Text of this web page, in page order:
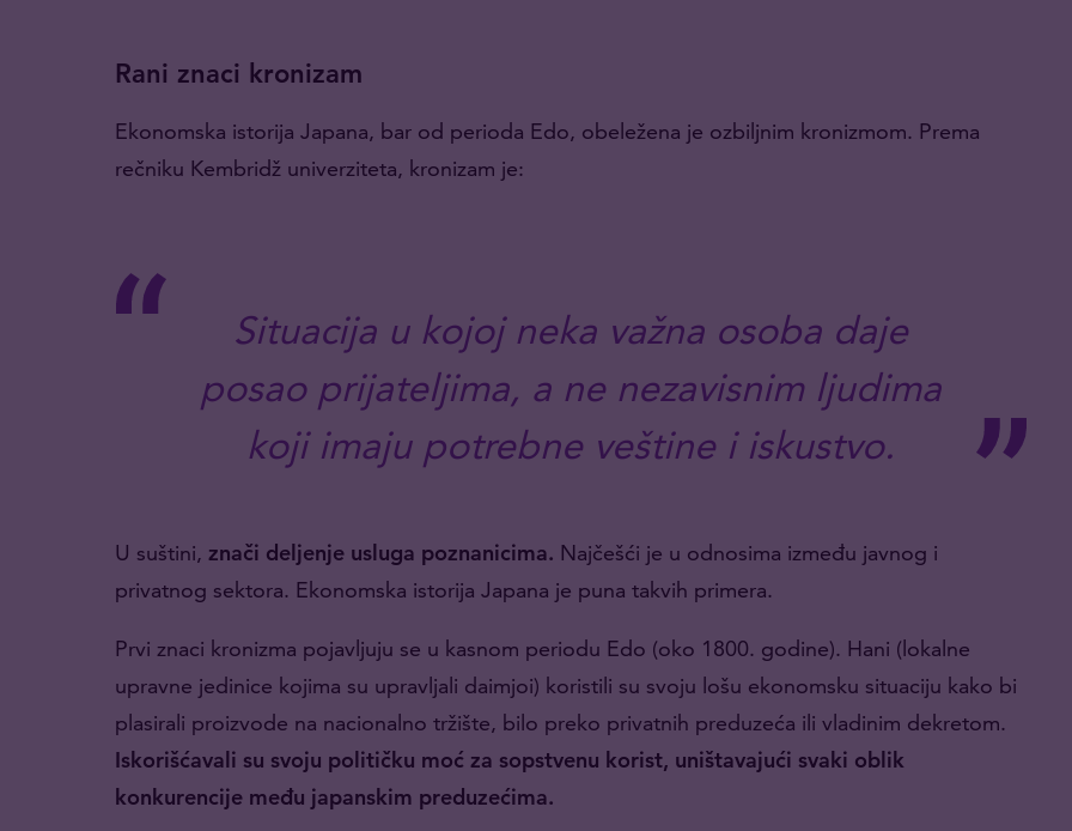
Rani znaci kronizam
Ekonomska istorija Japana, bar od perioda Edo, obeležena je ozbiljnim kronizmom. Prema
rečniku Kembridž univerziteta, kronizam je:
Situacija u kojoj neka važna osoba daje
posao prijateljima, a ne nezavisnim ljudima
koji imaju potrebne veštine i iskustvo.
U suštini, znači deljenje usluga poznanicima. Najčešći je u odnosima između javnog i
privatnog sektora. Ekonomska istorija Japana je puna takvih primera.
Prvi znaci kronizma pojavljuju se u kasnom periodu Edo (oko 1800. godine). Hani (lokalne
upravne jedinice kojima su upravljali daimjoi) koristili su svoju lošu ekonomsku situaciju kako bi
plasirali proizvode na nacionalno tržište, bilo preko privatnih preduzeća ili vladinim dekretom.
Iskorišćavali su svoju političku moć za sopstvenu korist, uništavajući svaki oblik
konkurencije među japanskim preduzećima.